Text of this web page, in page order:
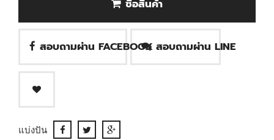
ซื้อสินค้า
สอบถามผ่าน FACEBOOK สอบถามผ่าน LINE
แบ่งปัน